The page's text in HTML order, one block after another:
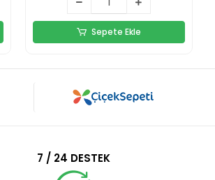
Sepete Ekle
7 / 24 DESTEK